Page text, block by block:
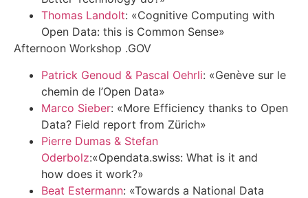
Thomas Landolt: «Cognitive Computing with
Open Data: this is Common Sense»
Afternoon Workshop .GOV
Patrick Genoud & Pascal Oehrli: «Genève sur le
chemin de l’Open Data»
Marco Sieber: «More Efficiency thanks to Open
Data? Field report from Zürich»
Pierre Dumas & Stefan
Oderbolz:«Opendata.swiss: What is it and
how does it work?»
Beat Estermann: «Towards a National Data